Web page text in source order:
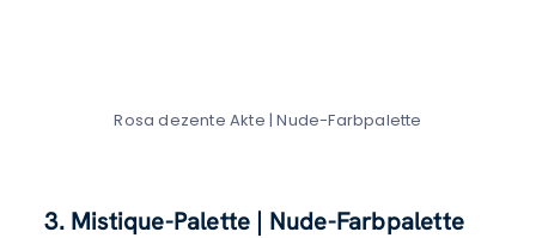
Rosa dezente Akte | Nude-Farbpalette
3. Mistique-Palette | Nude-Farbpalette